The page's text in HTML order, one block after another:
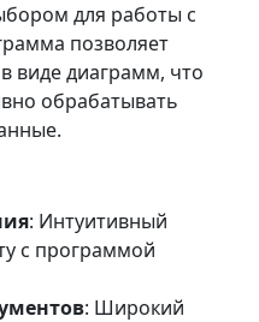
для работы с
позволяет
виде диаграмм, что
обрабатывать
: Интуитивный
с программой
: Широкий